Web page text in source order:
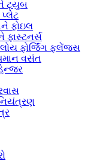
ટ્યુબ
ફોઇલ
ફાસ્ટનર્સ
ફોર્જિંગ ફ્લેંજ્સ
વસંત